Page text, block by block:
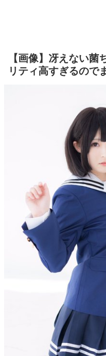
【画像】冴えない
リティ高すぎるので